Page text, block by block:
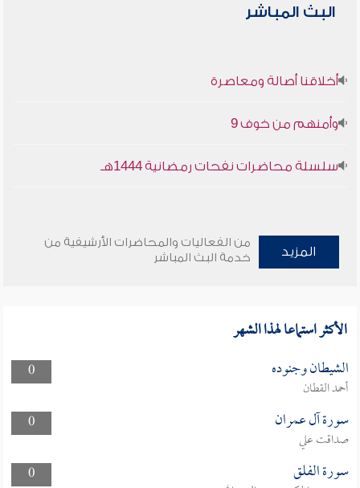
البث المباشر
أخلاقنا أصالة ومعاصرة
وأمنهم من خوف 9
سلسلة محاضرات نفحات رمضانية 1444هـ
المزيد
من الفعاليات والمحاضرات الأرشيفية من
خدمة البث المباشر
الأكثر استماعا لهذا الشهر
0 الشيطان وجنوده
أحمد القطان
0
سورة آل عمران
صداقت علي
0
سورة الفلق